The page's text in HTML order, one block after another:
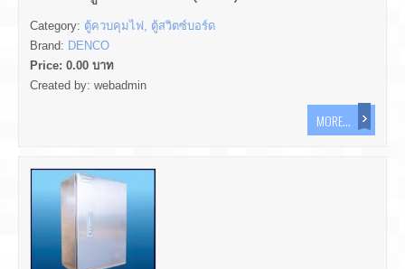
Category: ตู้ควบคุมไฟ, ตู้สวิตซ์บอร์ด
Brand: DENCO
Price: 0.00 บาท
Created by: webadmin
MORE...